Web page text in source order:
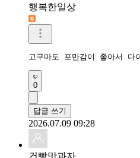
행복한일상
고구마도 포만감이 좋아서
0
답글 쓰기
2026.07.09 09:28
건빵맛과자